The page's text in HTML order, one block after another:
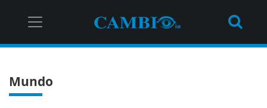
Mundo